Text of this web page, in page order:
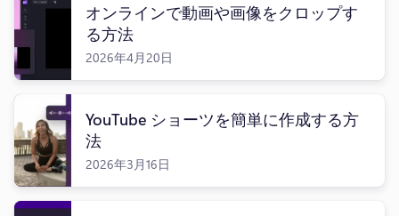
オンラインで動画や画像をクロップす
る方法
2026年4月20日
YouTube ショーツを簡単に作成する方
法
2026年3月16日